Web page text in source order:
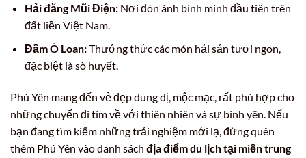
Hải đăng Mũi Điện:Nơi đón ánh bình minh đầu tiên trên
đất liền Việt Nam.
Đầm Ô Loan:Thưởng thức các món hải sản tươi ngon,
đặc biệt là sò huyết.
Phú Yên mang đến vẻ đẹp dung dị, mộc mạc, rất phù hợp cho
những chuyến đi tìm về với thiên nhiên và sự bình yên. Nếu
bạn đang tìm kiếm những trải nghiệm mới lạ, đừng quên
thêm Phú Yên vào danh sách địa điểm du lịch tại miền trung